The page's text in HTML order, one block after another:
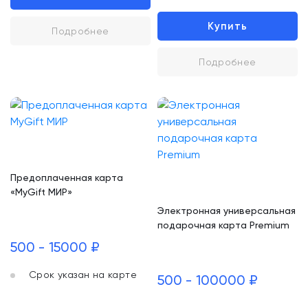
Подробнее Купить
Подробнее
Предоплаченная карта
«MyGift МИР»
500 - 15000 ₽
Срок указан на карте
Электронная универсальная
подарочная карта Premium
500 - 100000 ₽